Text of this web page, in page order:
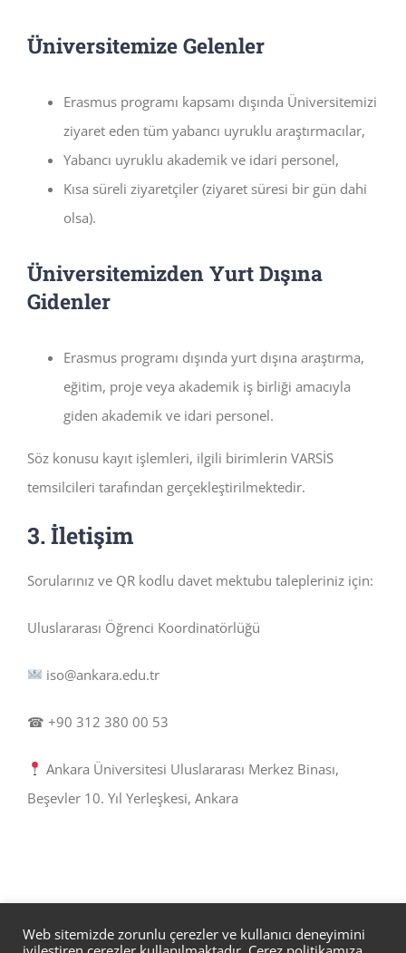
Üniversitemize Gelenler
Erasmus programı kapsamı dışında Üniversitemizi
ziyaret eden tüm yabancı uyruklu araştırmacılar,
Yabancı uyruklu akademik ve idari personel,
Kısa süreli ziyaretçiler (ziyaret süresi bir gün dahi
olsa).
Üniversitemizden Yurt Dışına
Gidenler
Erasmus programı dışında yurt dışına araştırma,
eğitim, proje veya akademik iş birliği amacıyla
giden akademik ve idari personel.
Söz konusu kayıt işlemleri, ilgili birimlerin VARSİS
temsilcileri tarafından gerçekleştirilmektedir.
3. İletişim
Sorularınız ve QR kodlu davet mektubu talepleriniz için:
Uluslararası Öğrenci Koordinatörlüğü
iso@ankara.edu.tr
☎ +90 312 380 00 53
Ankara Üniversitesi Uluslararası Merkez Binası,
Beşevler 10. Yıl Yerleşkesi, Ankara
Web sitemizde zorunlu çerezler ve kullanıcı deneyimini